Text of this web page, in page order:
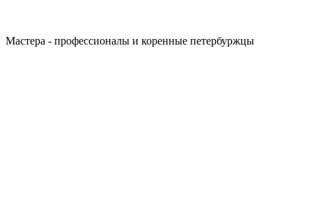
Мастера - профессионалы и коренные петербуржцы